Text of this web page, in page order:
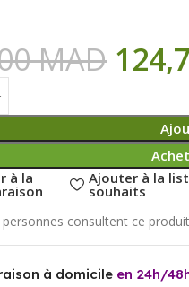
MAD
à la
Ajouter à la
souhaits
à domicile en 24h/